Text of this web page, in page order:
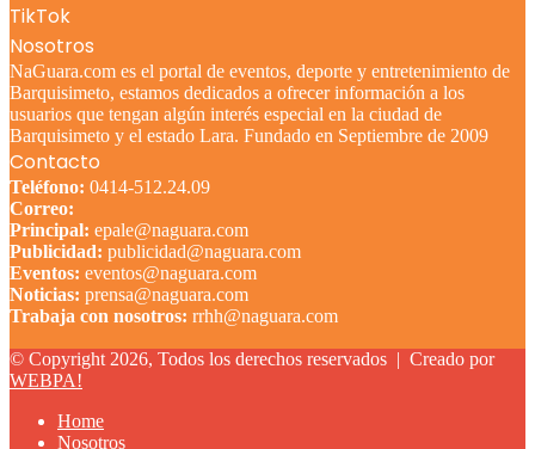
TikTok
Nosotros
NaGuara.com es el portal de eventos, deporte y entretenimiento de
Barquisimeto, estamos dedicados a ofrecer información a los
usuarios que tengan algún interés especial en la ciudad de
Barquisimeto y el estado Lara. Fundado en Septiembre de 2009
Contacto
Teléfono: 0414-512.24.09
Correo:
Principal: epale@naguara.com
Publicidad: publicidad@naguara.com
Eventos: eventos@naguara.com
Noticias: prensa@naguara.com
Trabaja con nosotros: rrhh@naguara.com
© Copyright 2026, Todos los derechos reservados | Creado por
WEBPA!
Home
Nosotros